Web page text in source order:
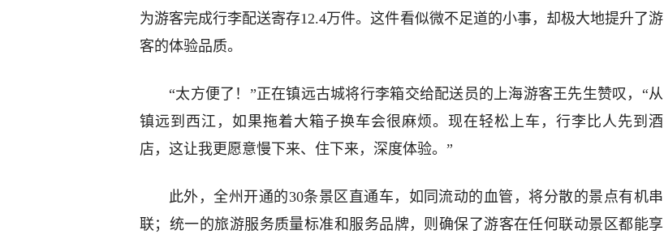
为游客完成行李配送寄存12.4万件。这件看似微不足道的小事，却极大地提升了游
客的体验品质。
“太方便了！”正在镇远古城将行李箱交给配送员的上海游客王先生赞叹，“从
镇远到西江，如果拖着大箱子换车会很麻烦。现在轻松上车，行李比人先到酒
店，这让我更愿意慢下来、住下来，深度体验。”
此外，全州开通的30条景区直通车，如同流动的血管，将分散的景点有机串
联；统一的旅游服务质量标准和服务品牌，则确保了游客在任何联动景区都能享